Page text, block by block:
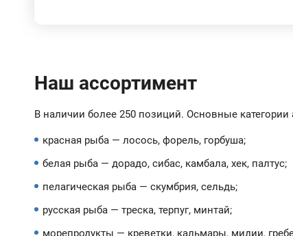
Наш ассортимент
В наличии более 250 позиций. Основные категории
красная рыба — лосось, форель, горбуша;
белая рыба — дорадо, сибас, камбала, хек, палтус;
пелагическая рыба — скумбрия, сельдь;
русская рыба — треска, терпуг, минтай;
морепродукты — креветки, кальмары, мидии,